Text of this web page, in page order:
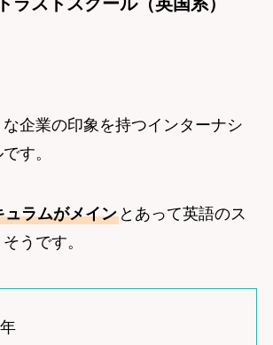
企業の印象を持つインターナシ
す。
ラムがメインとあって英語のス
うです。